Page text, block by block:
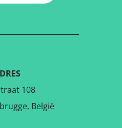
108
België